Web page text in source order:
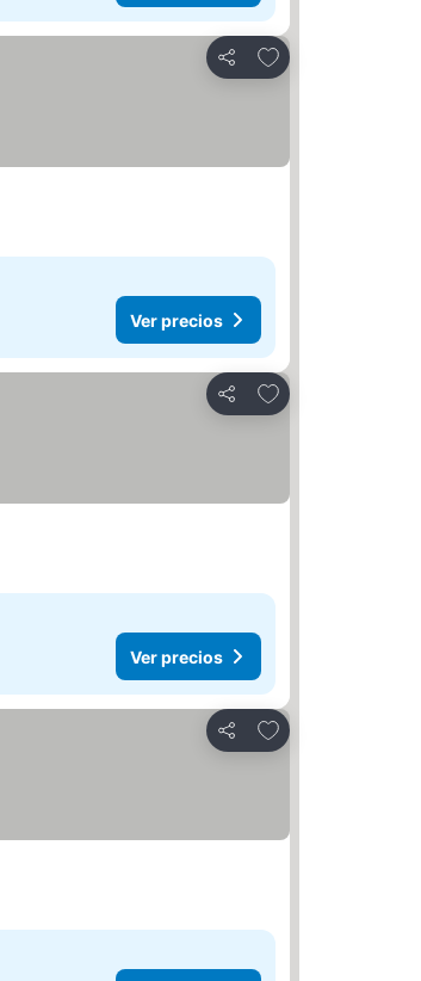
Compartir
Agregar a favoritos
Ver precios
Compartir
Agregar a favoritos
Ver precios
Compartir
Agregar a favoritos